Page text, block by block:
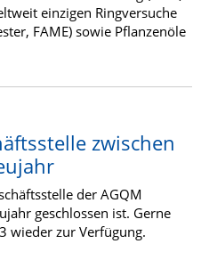
einzigen Ringversuche
FAME) sowie Pflanzenöle
zwischen
der AGQM
geschlossen ist. Gerne
wieder zur Verfügung.